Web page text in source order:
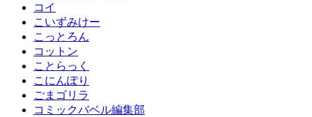
コイ
こいずみけー
こっとろん
コットン
ことらっく
こにんぽり
ごまゴリラ
コミックバベル編集部